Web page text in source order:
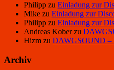
Philipp zu Einladung zur
Mike zu Einladung zur
Philipp zu Einladung zur
Andreas Koberzu
Hizm zu DAWGSOUND –
Archiv